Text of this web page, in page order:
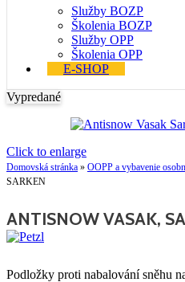
Služby BOZP
Školenia BOZP
Služby OPP
Školenia OPP
E-SHOP
Vypredané
Click to enlarge
Domovská stránka » OOPP a vybavenie
SARKEN
ANTISNOW VASAK,
Podložky proti nabalování sněhu